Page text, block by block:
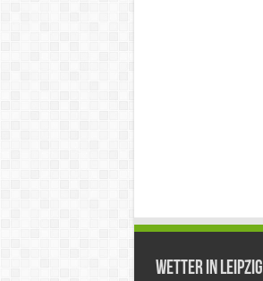
Wetter in Leipzig